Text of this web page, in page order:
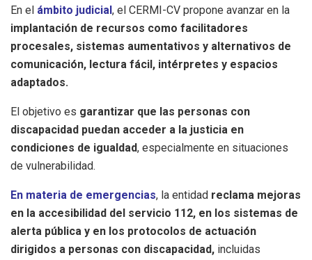
En el ámbito judicial, el CERMI-CV propone avanzar en la
implantación de recursos como facilitadores
procesales, sistemas aumentativos y alternativos de
comunicación, lectura fácil, intérpretes y espacios
adaptados.
El objetivo es garantizar que las personas con
discapacidad puedan acceder a la justicia en
condiciones de igualdad, especialmente en situaciones
de vulnerabilidad.
En materia de emergencias, la entidad reclama mejoras
en la accesibilidad del servicio 112, en los sistemas de
alerta pública y en los protocolos de actuación
dirigidos a personas con discapacidad, incluidas